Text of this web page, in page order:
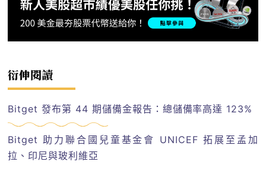
衍伸閱讀
Bitget 發布第 44 期儲備金報告：總儲備率高達 123%
Bitget 助力聯合國兒童基金會 UNICEF 拓展至孟加
拉、印尼與玻利維亞